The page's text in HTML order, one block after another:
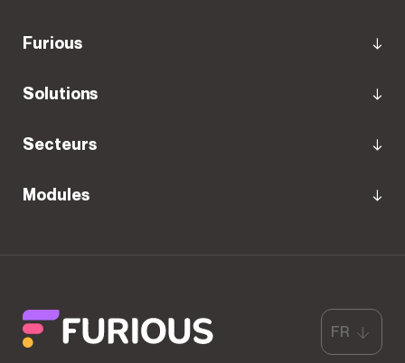
furious
Solutions
Secteurs
Modules
FR